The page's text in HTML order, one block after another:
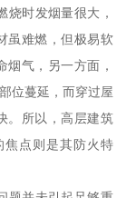
烧时发烟量很大，
虽难燃，但极易软
气，另一方面，
位蔓延，而穿过屋
。所以，高层建筑
焦点则是其防火特